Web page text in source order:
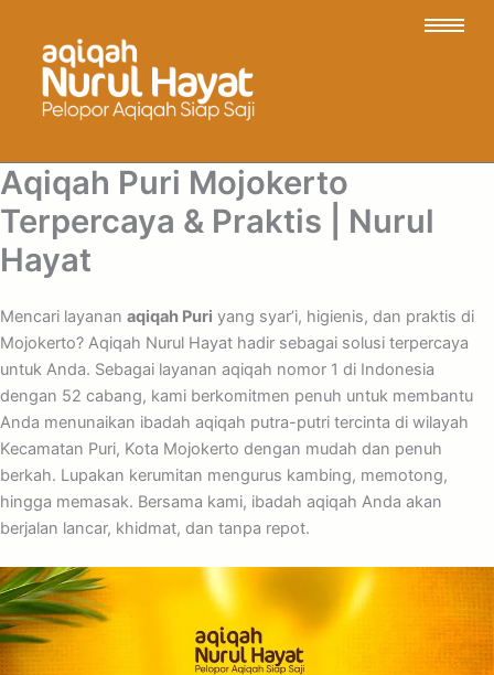
Aqiqah Puri Mojokerto
Terpercaya & Praktis | Nurul
Hayat
Mencari layanan aqiqah Puri yang syar’i, higienis, dan praktis di
Mojokerto? Aqiqah Nurul Hayat hadir sebagai solusi terpercaya
untuk Anda. Sebagai layanan aqiqah nomor 1 di Indonesia
dengan 52 cabang, kami berkomitmen penuh untuk membantu
Anda menunaikan ibadah aqiqah putra-putri tercinta di wilayah
Kecamatan Puri, Kota Mojokerto dengan mudah dan penuh
berkah. Lupakan kerumitan mengurus kambing, memotong,
hingga memasak. Bersama kami, ibadah aqiqah Anda akan
berjalan lancar, khidmat, dan tanpa repot.